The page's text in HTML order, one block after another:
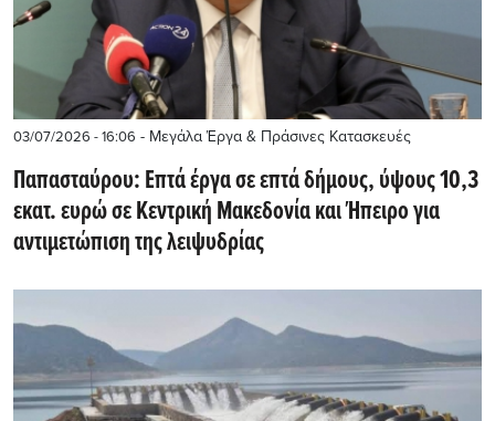
03/07/2026 - 16:06 - Μεγάλα Έργα & Πράσινες Κατασκευές
Παπασταύρου: Επτά έργα σε επτά δήμους, ύψους 10,3
εκατ. ευρώ σε Κεντρική Μακεδονία και Ήπειρο για
αντιμετώπιση της λειψυδρίας